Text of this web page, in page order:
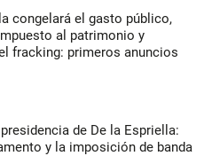
congelará el gasto público,
al patrimonio y
fracking: primeros anuncios
de De la Espriella:
y la imposición de banda